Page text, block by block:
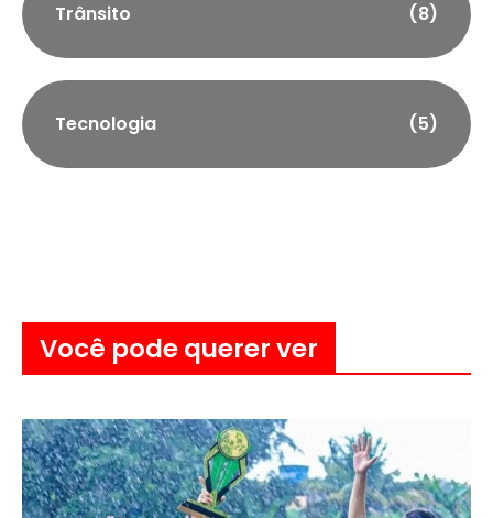
Trânsito (8)
Tecnologia (5)
Você pode querer ver